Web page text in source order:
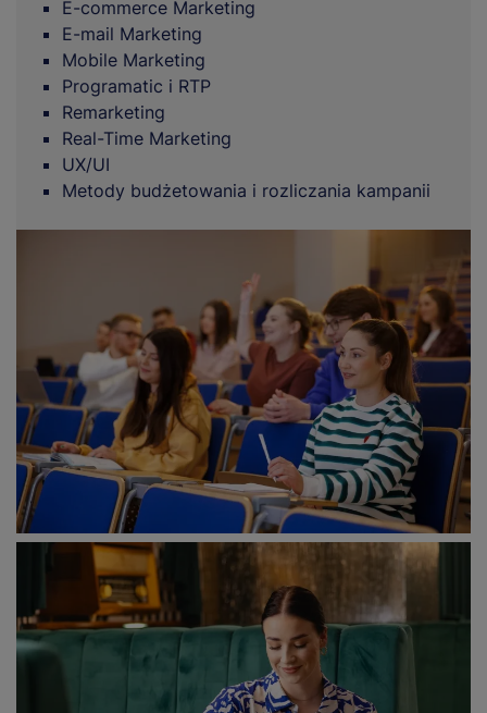
E-commerce Marketing
E-mail Marketing
Mobile Marketing
Programatic i RTP
Remarketing
Real-Time Marketing
UX/UI
Metody budżetowania i rozliczania kampanii